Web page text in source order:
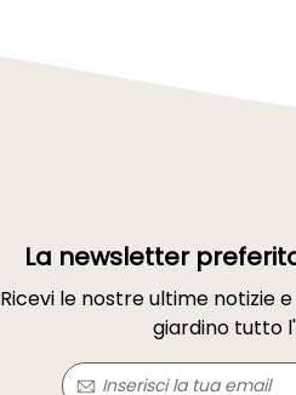
La newsletter
Ricevi le nostre ultime notizie
giardino tutto